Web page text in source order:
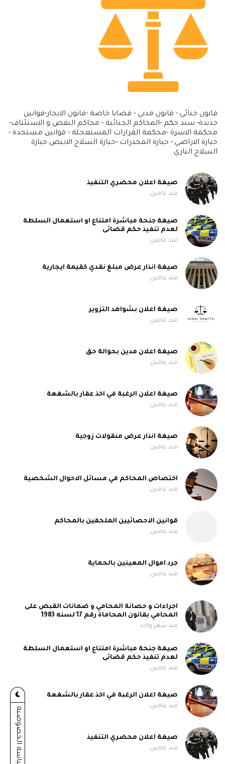
قانون جنائي - قانون مدني - قضايا خاصة -قانون الايجار-قوانين
جديدة- سند حكم -المحاكم الجنائية - محاكم النقص و الاستئناف-
محكمة الاسرة -محكمة القرارات المستعجلة - قوانين مستجدة -
حيازة الاراضي - حيازة المخدرات -حيازة السلاح الابيض حيازة
السلاح الناري
صيغة اعلان محضري التنفيذ
منذ عامين
صيغة جنحة مباشرة امتناع او استعمال السلطة
لعدم تنفيذ حكم قضائى
منذ عامين
صيغة انذار عرض مبلغ نقدي كقيمة ايجارية
منذ عامين
صيغة اعلان بشواهد التزوير
منذ عامين
صيغة اعلان مدين بحوالة حق
منذ عامين
صيغة اعلان الرغبة في اخذ عقار بالشغعة
منذ عامين
صيغة انذار عرض منقولات زوجية
منذ عامين
اختصاص المحاكم في مسائل الاحوال الشخصية
منذ عامين
قوانين الاحصائيين الملحقين بالمحاكم
منذ عامين
جرد اموال المعينين بالحماية
منذ عامين
اجراءات و حصانة المحامي و ضمانات القبض على
المحامي بقانون المحاماة رقم 17 لسنه 1983
منذ شهر واحد
صيغة جنحة مباشرة امتناع او استعمال السلطة
لعدم تنفيذ حكم قضائى
منذ عامين
صيغة اعلان الرغبة في اخذ عقار بالشغعة
منذ عامين
صيغة اعلان محضري التنفيذ
منذ عامين سياسة الخصوصية